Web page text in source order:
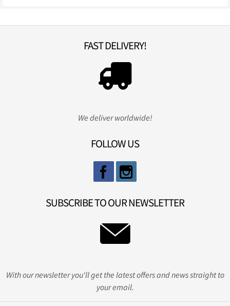
FAST DELIVERY!
We deliver worldwide!
FOLLOW US
SUBSCRIBE TO OUR NEWSLETTER
With our newsletter you'll get the latest offers and news straight to
your email.